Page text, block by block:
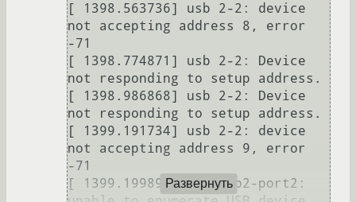
[ 1398.563736] usb 2-2: device
not accepting address 8, error
-71
[ 1398.774871] usb 2-2: Device
not responding to setup address.
[ 1398.986868] usb 2-2: Device
not responding to setup address.
[ 1399.191734] usb 2-2: device
not accepting address 9, error
-71
[ 1399.199898] usb usb2-port2:
Развернуть